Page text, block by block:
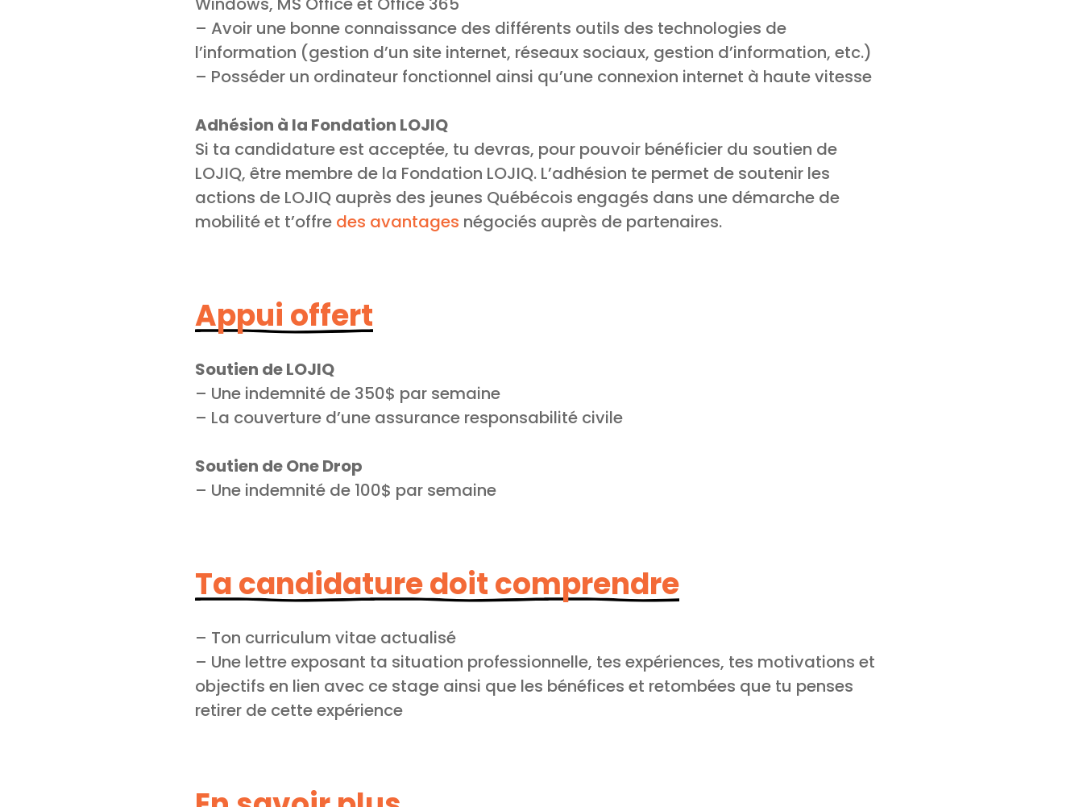
– Avoir une bonne connaissance des différents outils des technologies de
l’information (gestion d’un site internet, réseaux sociaux, gestion d’information, etc.)
– Posséder un ordinateur fonctionnel ainsi qu’une connexion internet à haute vitesse
Adhésion à la Fondation LOJIQ
Si ta candidature est acceptée, tu devras, pour pouvoir bénéficier du soutien de
LOJIQ, être membre de la Fondation LOJIQ. L’adhésion te permet de soutenir les
actions de LOJIQ auprès des jeunes Québécois engagés dans une démarche de
mobilité et t’offre des avantages négociés auprès de partenaires.
Appui offert
Soutien de LOJIQ
– Une indemnité de 350$ par semaine
– La couverture d’une assurance responsabilité civile
Soutien de One Drop
– Une indemnité de 100$ par semaine
Ta candidature doit comprendre
– Ton curriculum vitae actualisé
– Une lettre exposant ta situation professionnelle, tes expériences, tes motivations et
objectifs en lien avec ce stage ainsi que les bénéfices et retombées que tu penses
retirer de cette expérience